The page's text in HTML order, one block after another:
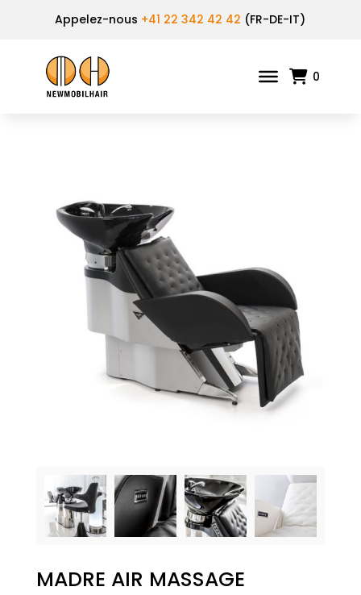
Appelez-nous +41 22 342 42 42 (FR-DE-IT)
0
MADRE AIR MASSAGE